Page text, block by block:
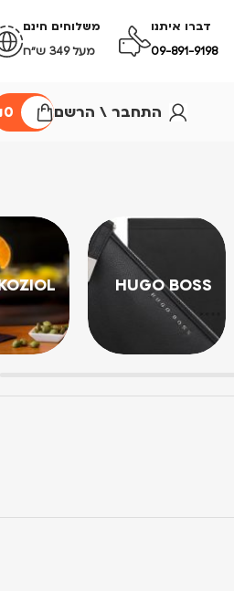
דברו איתנו
09-891-9198
משלוחים חינם
מעל 349 ש״ח
התחבר \ הרשם 0
HUGO BOSS